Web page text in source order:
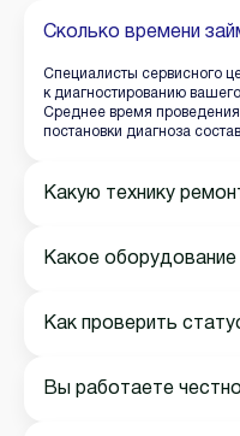
Сколько времени
Специалисты сервисного
к диагностированию
Среднее время
постановки диагноза
Какую технику
Какое оборудование
Как проверить
Вы работаете